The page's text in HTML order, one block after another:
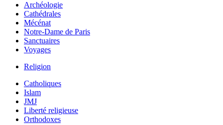
Archéologie
Cathédrales
Mécénat
Notre-Dame de Paris
Sanctuaires
Voyages
Religion
Catholiques
Islam
JMJ
Liberté religieuse
Orthodoxes